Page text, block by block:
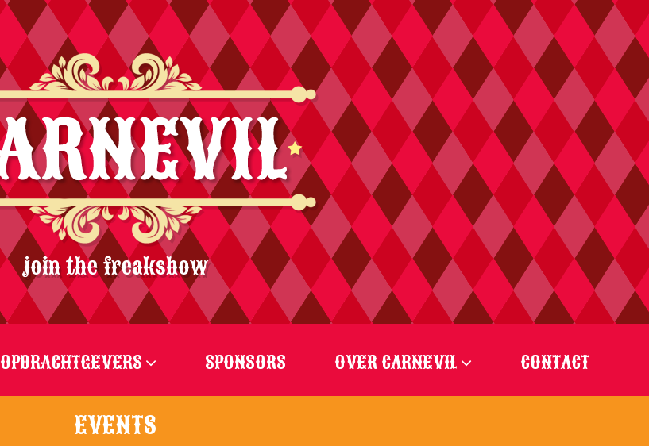
join the freakshow
OPDRACHTGEVERS SPONSORS OVER CARNEVIL CONTACT
EVENTS